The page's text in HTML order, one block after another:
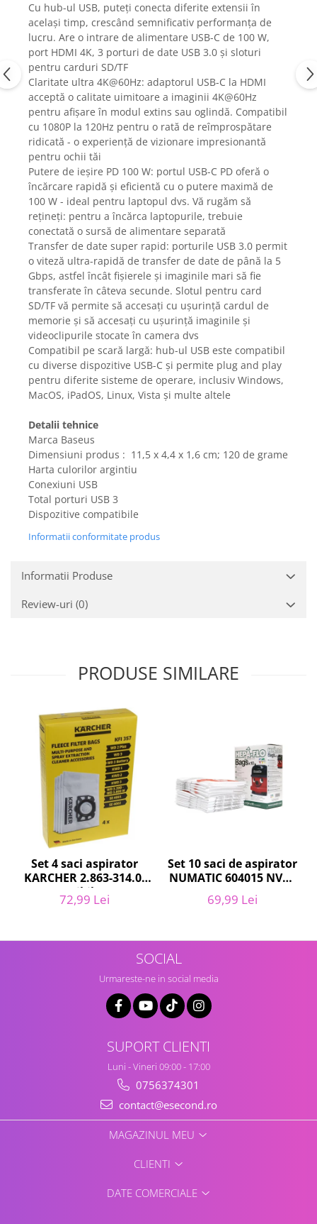
Fashion
Bijuterii
Ceasuri barbatesti
Ceasuri dama
Cutii, curele si accesorii ceasuri
Genti si accesorii barbati
Genti si accesorii femei
Imbracaminte barbati
Imbracaminte femei
Imbracaminte si Incaltaminte copii
Incaltaminte barbati
Incaltaminte femei
Ochelari de soare
Ochelari de vedere
Gaming, Carti & Birotica
Birotica & Papetarie
Console, Jocuri & Accesorii
Ingrijire personala & Cosmetice
Accesorii aparate de ras electrice
Accesorii aparate hair styling
Aparate & Accesorii ingrijire
Aparate cosmetice
Articole Sanatate si Wellness
Consumabile sanitare
Cosmetice si produse ingrijire
personala
Igiena dentara
Jucarii, Copii & Bebe
Hrana bebelusi
Jucarii si Jocuri
Accesorii animale de companie
Castroane si adapatori animale
Igiena animale de companie
Mobila si transport animale de
companie
Zgarzi, lese si hamuri
PC, Periferice & Software
Componente PC
Desktop PC & Monitoare
Imprimante, Scanere &
Consumabile
Retelistica & Supraveghere
Telecomenzi garaj
Sport & Activitati in aer liber
Accesorii antrenament
Sporturi de interior
Camere video si sport
Cu hub-ul USB, puteți conecta diferite extensii în
același timp, crescând semnificativ performanța de
lucru. Are o intrare de alimentare USB-C de 100 W,
port HDMI 4K, 3 porturi de date USB 3.0 și sloturi
pentru carduri SD/TF
Claritate ultra 4K@60Hz: adaptorul USB-C la HDMI
acceptă o calitate uimitoare a imaginii 4K@60Hz
pentru afișare în modul extins sau oglindă. Compatibil
cu 1080P la 120Hz pentru o rată de reîmprospătare
ridicată - o experiență de vizionare impresionantă
pentru ochii tăi
Putere de ieșire PD 100 W: portul USB-C PD oferă o
încărcare rapidă și eficientă cu o putere maximă de
100 W - ideal pentru laptopul dvs. Vă rugăm să
rețineți: pentru a încărca laptopurile, trebuie
conectată o sursă de alimentare separată
Transfer de date super rapid: porturile USB 3.0 permit
o viteză ultra-rapidă de transfer de date de până la 5
Gbps, astfel încât fișierele și imaginile mari să fie
transferate în câteva secunde. Slotul pentru card
SD/TF vă permite să accesați cu ușurință cardul de
memorie și să accesați cu ușurință imaginile și
videoclipurile stocate în camera dvs
Compatibil pe scară largă: hub-ul USB este compatibil
cu diverse dispozitive USB-C și permite plug and play
pentru diferite sisteme de operare, inclusiv Windows,
MacOS, iPadOS, Linux, Vista și multe altele
Detalii tehnice
Marca Baseus
Dimensiuni produs : ‎ 11,5 x 4,4 x 1,6 cm; 120 de grame
Harta culorilor argintiu
Conexiuni USB
Total porturi USB 3
Dispozitive compatibile ‎
Informatii conformitate produs
Informatii Produse
Review-uri (0)
PRODUSE SIMILARE
Set 4 saci aspirator
KARCHER 2.863-314.0,
compatibil cu WD,
KWD, SE
72,99 Lei
Set 10 saci de aspirator
NUMATIC 604015 NVM-
1CH, 9L
69,99 Lei
SOCIAL
Urmareste-ne in social media
SUPORT CLIENTI
Luni - Vineri 09:00 - 17:00
0756374301
contact@esecond.ro
MAGAZINUL MEU
CLIENTI
DATE COMERCIALE